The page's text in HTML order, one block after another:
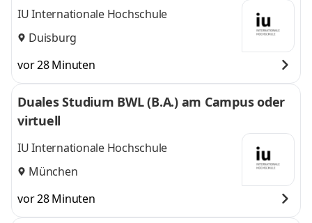
IU Internationale Hochschule
Duisburg
vor 28 Minuten
Duales Studium BWL (B.A.) am Campus oder
virtuell
IU Internationale Hochschule
München
vor 28 Minuten